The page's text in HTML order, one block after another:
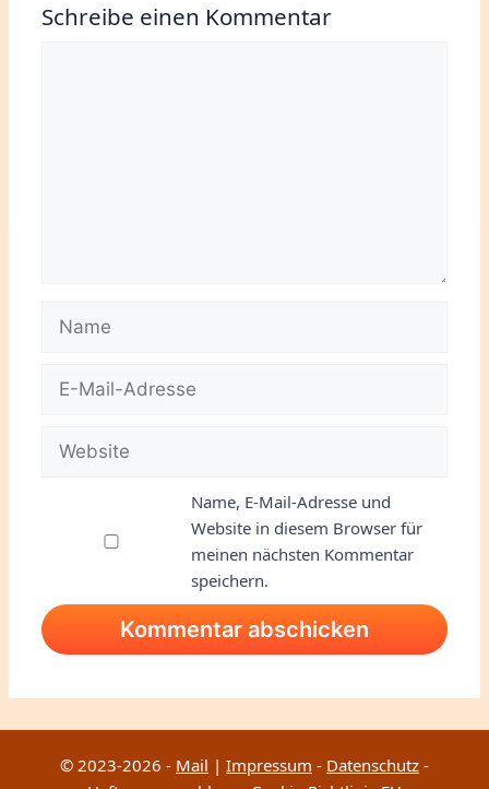
Schreibe einen Kommentar
Name
Mail-
Website
Name, E-Mail-Adresse und
Website in diesem Browser für
meinen nächsten Kommentar
speichern.
© 2023-2026 - Mail | Impressum - Datenschutz -